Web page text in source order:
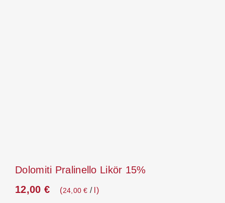
Dolomiti Pralinello Likör 15%
12,00 € 24,00€ / l